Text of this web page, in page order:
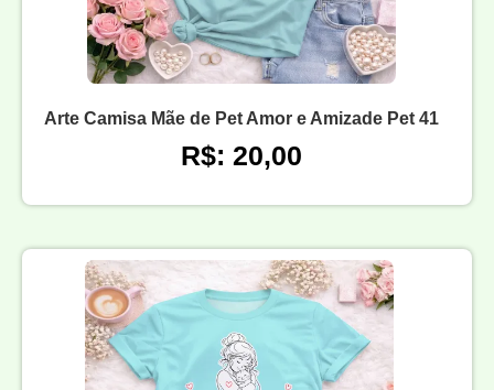
Arte Camisa Mãe de Pet Amor e Amizade Pet 41
R$: 20,00